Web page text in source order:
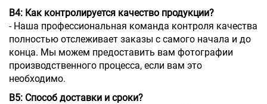
В4: Как контролируется качество продукции?
- Наша профессиональная команда контроля качества
полностью отслеживает заказы с самого начала и до
конца. Мы можем предоставить вам фотографии
производственного процесса, если вам это
необходимо.
В5: Способ доставки и сроки?